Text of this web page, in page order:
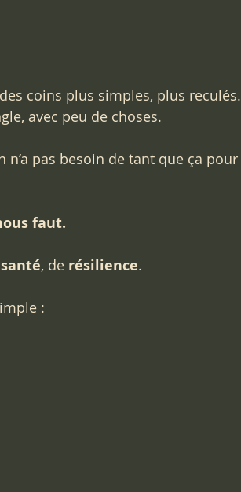
coins plus simples, plus reculés.
avec peu de choses.
n’a pas besoin de tant que ça pour
faut.
santé, de résilience.
: